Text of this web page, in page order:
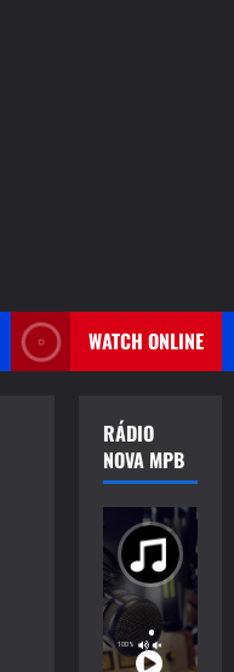
WATCH ONLINE
RÁDIO
NOVA MPB